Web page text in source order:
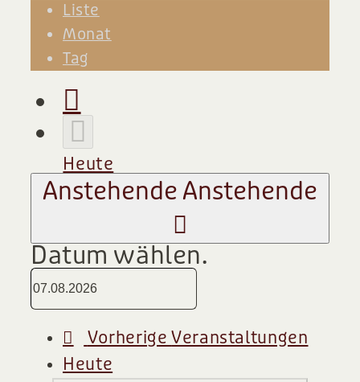
Liste
Monat
Tag
Heute
Anstehende Anstehende
Datum wählen.
VorherigeVeranstaltungen
Heute